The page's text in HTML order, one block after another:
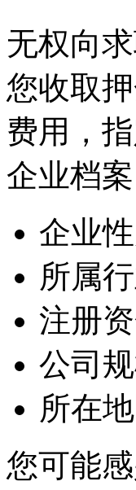
无权向
您收取
费用，
企业档案
企业
所属行
注册
公司规
所在地
您可能